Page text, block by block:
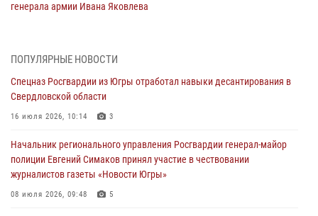
генерала армии Ивана Яковлева
В Югре ОМОН Росгвардии оказал содействие ГИБДД в выявлении
05 августа 2026, 11:14
В Югре сотрудники вневедомственной охраны Росгвардии пресекли
05 августа 2026, 05:56
Генерал-полковник Юрий Аверин выступил на Всероссийском
молодёжном образовательном форуме «Территория смыслов»
ПОПУЛЯРНЫЕ НОВОСТИ
Спецназ Росгвардии из Югры отработал навыки десантирования в
Свердловской области
16 июля 2026, 10:14 3
Начальник регионального управления Росгвардии генерал-майор
полиции Евгений Симаков принял участие в чествовании
журналистов газеты «Новости Югры»
08 июля 2026, 09:48 5